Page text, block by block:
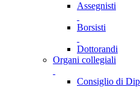
Assegnisti
Borsisti
Dottorandi
Organi collegiali
Consiglio di